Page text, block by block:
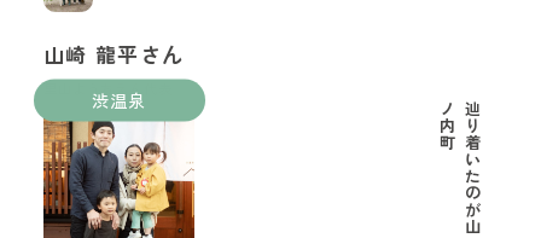
山崎 龍平さん
里山ようちえん代表
渋温泉
辿
り
着
い
た
の
が
山
ノ
内
町